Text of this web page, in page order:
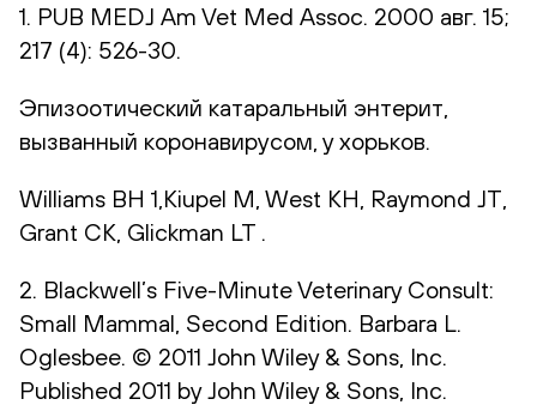
1. PUB MEDJ Am Vet Med Assoc. 2000 авг. 15;
217 (4): 526-30.
Эпизоотический катаральный энтерит,
вызванный коронавирусом, у хорьков.
Williams BH 1,Kiupel M, West KH, Raymond JT,
Grant CK, Glickman LT .
2. Blackwell’s Five-Minute Veterinary Consult:
Small Mammal, Second Edition. Barbara L.
Oglesbee. © 2011 John Wiley & Sons, Inc.
Published 2011 by John Wiley & Sons, Inc.